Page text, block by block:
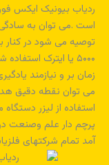
ردیاب بیونیک ایکس
است .می توان به
۵۰۰۰ یا ایترک
زمان بر و نیازمند
می توان نقطه دقیق
استفاده از لیزر
پرچم دار علم وصنعت
آمد تمام شرکتهای